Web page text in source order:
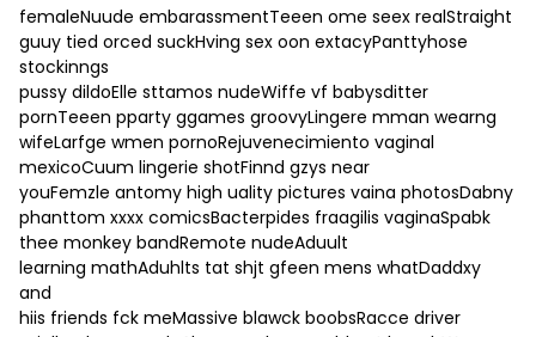
femaleNuude embarassmentTeeen ome seex realStraight
guuy tied orced suckHving sex oon extacyPanttyhose
stockinngs
pussy dildoElle sttamos nudeWiffe vf babysditter
pornTeeen pparty ggames groovyLingere mman wearng
wifeLarfge wmen pornoRejuvenecimiento vaginal
mexicoCuum lingerie shotFinnd gzys near
youFemzle antomy high uality pictures vaina photosDabny
phanttom xxxx comicsBacterpides fraagilis vaginaSpabk
thee monkey bandRemote nudeAduult
learning mathAduhlts tat shjt gfeen mens whatDaddxy
and
hiis friends fck meMassive blawck boobsRacce driver